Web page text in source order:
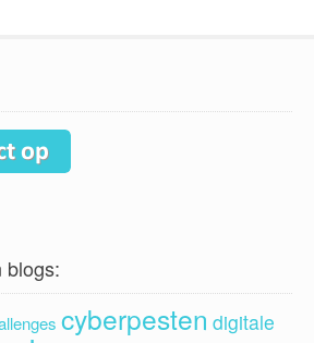
blogs:
cyberpesten digitale